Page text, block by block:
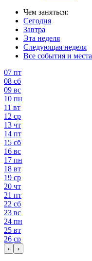
Чем заняться:
Сегодня
Завтра
Эта неделя
Следующая неделя
Все события и места
07 пт
08 сб
09 вс
10 пн
11 вт
12 ср
13 чт
14 пт
15 сб
16 вс
17 пн
18 вт
19 ср
20 чт
21 пт
22 сб
23 вс
24 пн
25 вт
26 ср
‹ ›